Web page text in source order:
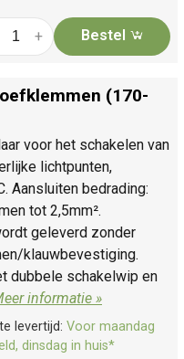
+ Bestel
(170-
voor het schakelen van
lichtpunten,
Aansluiten bedrading:
tot 2,5mm².
geleverd zonder
klauwbevestiging.
dubbele schakelwip en
informatie »
levertijd: Voor maandag
dinsdag in huis*